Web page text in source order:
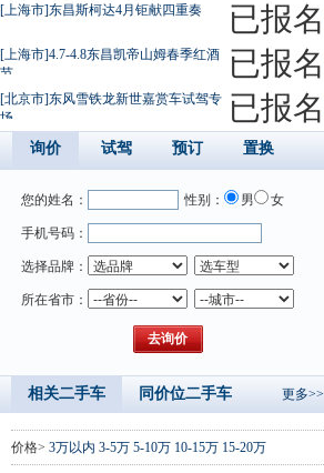
[上海市]东昌斯柯达4月钜献四重奏 已报名
[上海市]4.7-4.8东昌凯帝山姆春季红酒
节
已报名
[北京市]东风雪铁龙新世嘉赏车试驾专
场
已报名
询价 试驾 预订 置换
您的姓名： 性别： 男 女
手机号码：
选择品牌：
所在省市：
相关二手车 同价位二手车 更多>>
价格> 3万以内 3-5万 5-10万 10-15万 15-20万